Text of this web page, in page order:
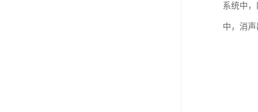
系统中
中，消声